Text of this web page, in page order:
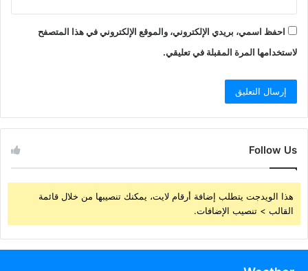
احفظ اسمي، بريدي الإلكتروني، والموقع الإلكتروني في هذا المتصفح
لاستخدامها المرة المقبلة في تعليقي.
Follow Us
هذا الويدجت يتطلب إضافة أرقام لايت، يمكنك تنصيبها من خلال قائمة
القالب > تنصيب الإضافات.